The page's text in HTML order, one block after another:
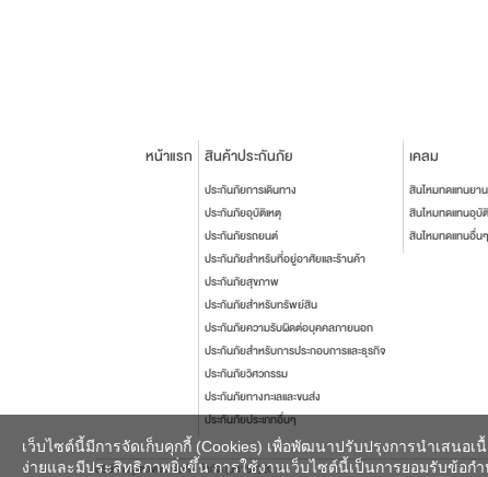
เว็บไซต์นี้มีการจัดเก็บคุกกี้ (Cookies) เพื่อพัฒนาปรับปรุงการนำเสนอ
ง่ายและมีประสิทธิภาพยิ่งขึ้น การใช้งานเว็บไซต์นี้เป็นการยอมรับข้อก
หน้าแรก สินค้าประกันภัย
ประกันภัยการเดินทาง
ประกันภัยอุบัติเหตุ
ประกันภัยรถยนต์
ประกันภัยสำหรับที่อยู่อาศัยและร้านค้า
ประกันภัยสุขภาพ
ประกันภัยสำหรับทรัพย์สิน
ประกันภัยความรับผิดต่อบุคคลภายนอก
ประกันภัยสำหรับการประกอบการและธุรกิจ
ประกันภัยวิศวกรรม
ประกันภัยทางทะเลและขนส่ง
ประกันภัยประเภทอื่นๆ
เคลม
สินไหมทดแทนยา
สินไหมทดแทนอุบั
สินไหมทดแทนอื่นๆ
บริษัท กรุงเทพประกันภัย จำกัด (มหาชน) 2014